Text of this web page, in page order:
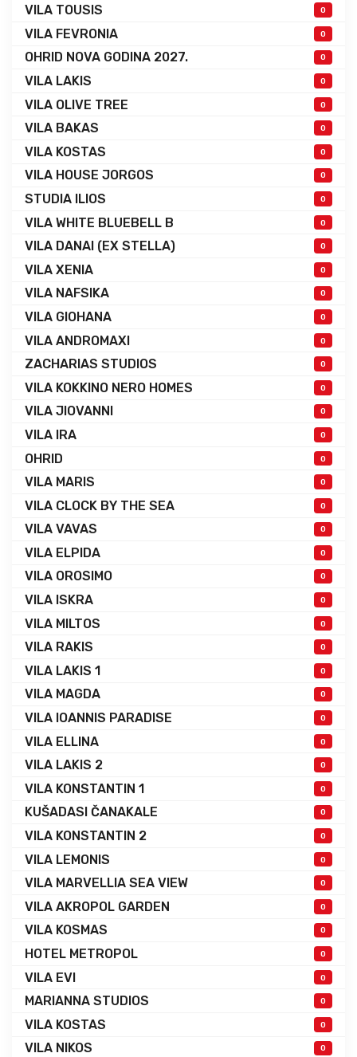
VILA TOUSIS 0
VILA FEVRONIA 0
OHRID NOVA GODINA 2027. 0
VILA LAKIS 0
VILA OLIVE TREE 0
VILA BAKAS 0
VILA KOSTAS 0
VILA HOUSE JORGOS 0
STUDIA ILIOS 0
VILA WHITE BLUEBELL B 0
VILA DANAI (EX STELLA) 0
VILA XENIA 0
VILA NAFSIKA 0
VILA GIOHANA 0
VILA ANDROMAXI 0
ZACHARIAS STUDIOS 0
VILA KOKKINO NERO HOMES 0
VILA JIOVANNI 0
VILA IRA 0
OHRID 0
VILA MARIS 0
VILA CLOCK BY THE SEA 0
VILA VAVAS 0
VILA ELPIDA 0
VILA OROSIMO 0
VILA ISKRA 0
VILA MILTOS 0
VILA RAKIS 0
VILA LAKIS 1 0
VILA MAGDA 0
VILA IOANNIS PARADISE 0
VILA ELLINA 0
VILA LAKIS 2 0
VILA KONSTANTIN 1 0
KUŠADASI ČANAKALE 0
VILA KONSTANTIN 2 0
VILA LEMONIS 0
VILA MARVELLIA SEA VIEW 0
VILA AKROPOL GARDEN 0
VILA KOSMAS 0
HOTEL METROPOL 0
VILA EVI 0
MARIANNA STUDIOS 0
VILA KOSTAS 0
VILA NIKOS 0